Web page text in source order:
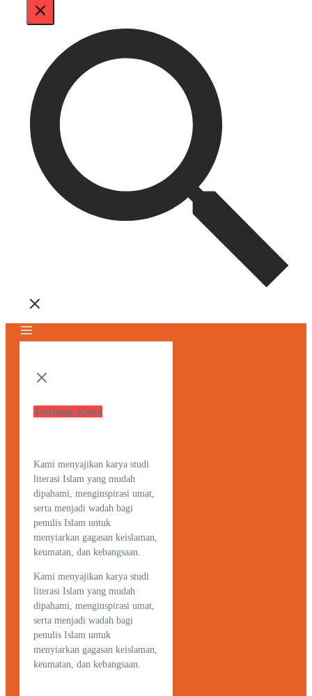
Tentang Kami
Kami menyajikan karya studi
literasi Islam yang mudah
dipahami, menginspirasi umat,
serta menjadi wadah bagi
penulis Islam untuk
menyiarkan gagasan keislaman,
keumatan, dan kebangsaan.
Kami menyajikan karya studi
literasi Islam yang mudah
dipahami, menginspirasi umat,
serta menjadi wadah bagi
penulis Islam untuk
menyiarkan gagasan keislaman,
keumatan, dan kebangsaan.